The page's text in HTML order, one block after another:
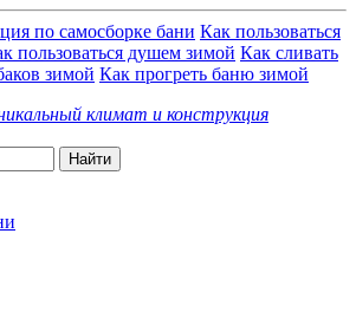
по самосборке бани Как пользоваться
пользоваться душем зимой Как сливать
зимой Как прогреть баню зимой
климат и конструкция